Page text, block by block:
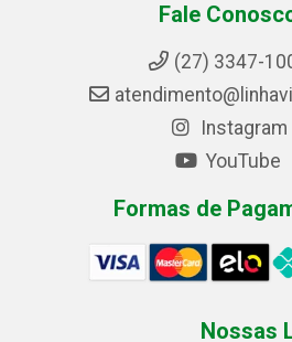
Fale
(27) 3347-
Instagram
YouTube
Formas de
Nossas